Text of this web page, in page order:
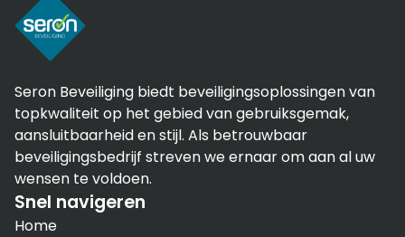
Seron Beveiliging biedt beveiligingsoplossingen van
topkwaliteit op het gebied van gebruiksgemak,
aansluitbaarheid en stijl. Als betrouwbaar
beveiligingsbedrijf streven we ernaar om aan al uw
wensen te voldoen.
Snel navigeren
Home